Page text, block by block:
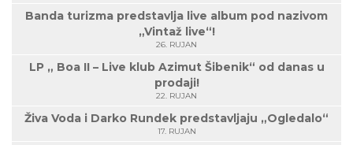
Banda turizma predstavlja live album pod nazivom
„Vintaž live“!
26. RUJAN
LP „ Boa II – Live klub Azimut Šibenik“ od danas u
prodaji!
22. RUJAN
Živa Voda i Darko Rundek predstavljaju „Ogledalo“
17. RUJAN